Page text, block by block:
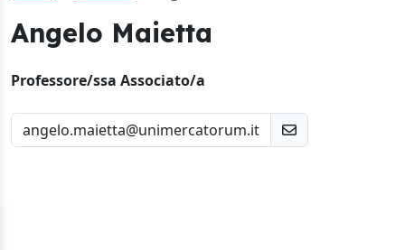
Angelo Maietta
Professore/ssa Associato/a
angelo.maietta@unimercatorum.it